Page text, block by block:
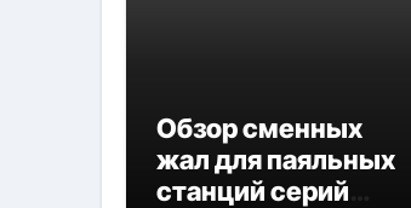
Обзор сменных
жал для паяльных
станций серий